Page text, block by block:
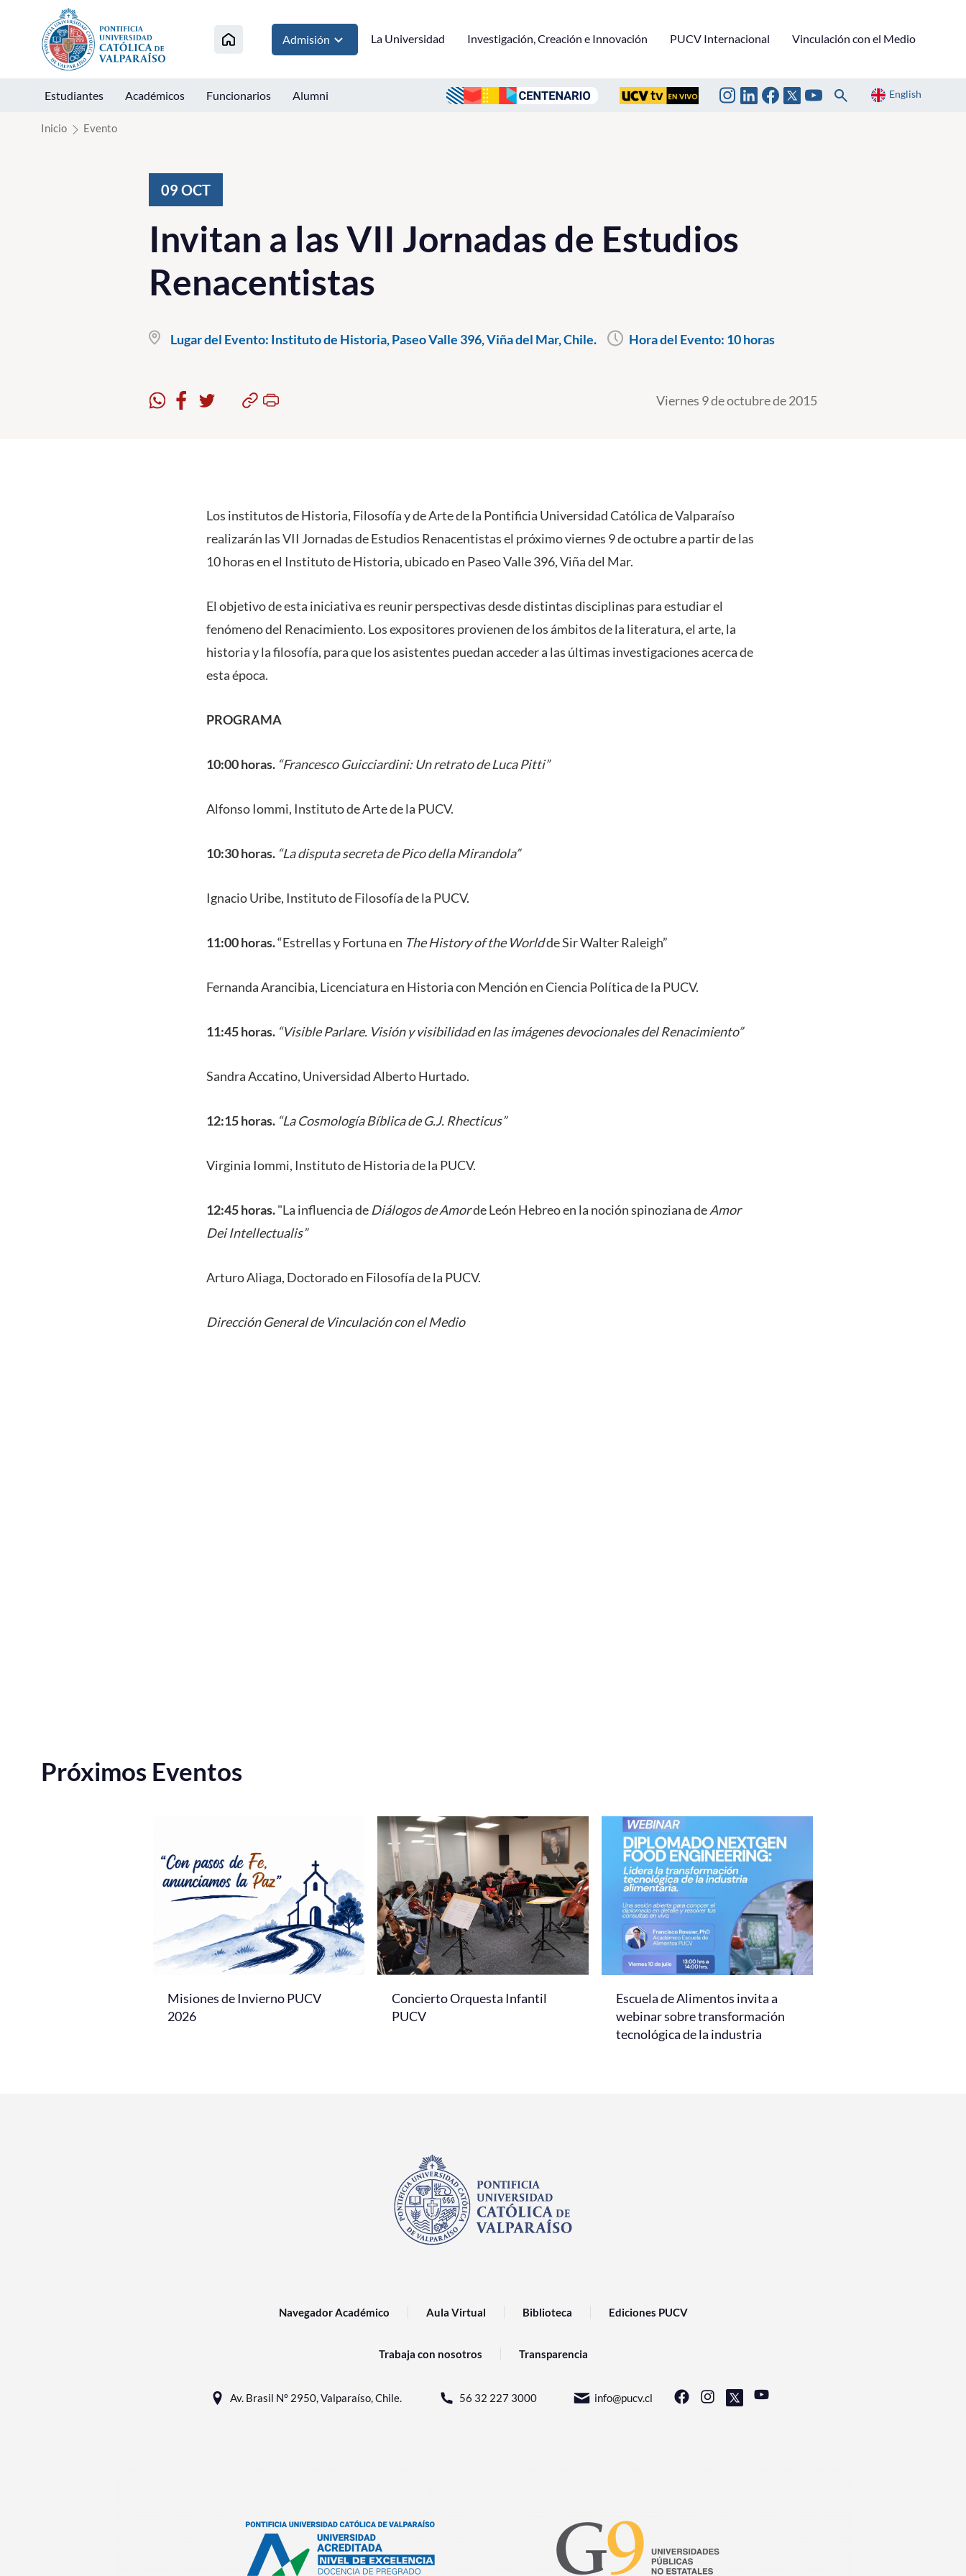
Click acá para ir directamente al contenido
Admisión La Universidad Investigación, Creación e Innovación PUCV Internacional Vinculación con el Medio
Estudiantes Académicos Funcionarios Alumni English
Inicio Evento
09 OCT
Invitan a las VII Jornadas de Estudios
Renacentistas
Lugar del Evento: Instituto de Historia, Paseo Valle 396, Viña del Mar, Chile. Hora del Evento: 10 horas
Viernes 9 de octubre de 2015
Los institutos de Historia, Filosofía y de Arte de la Pontificia Universidad Católica de Valparaíso
realizarán las VII Jornadas de Estudios Renacentistas el próximo viernes 9 de octubre a partir de las
10 horas en el Instituto de Historia, ubicado en Paseo Valle 396, Viña del Mar.
El objetivo de esta iniciativa es reunir perspectivas desde distintas disciplinas para estudiar el
fenómeno del Renacimiento. Los expositores provienen de los ámbitos de la literatura, el arte, la
historia y la filosofía, para que los asistentes puedan acceder a las últimas investigaciones acerca de
esta época.
PROGRAMA
10:00 horas. “Francesco Guicciardini: Un retrato de Luca Pitti”
Alfonso Iommi, Instituto de Arte de la PUCV.
10:30 horas. “La disputa secreta de Pico della Mirandola”
Ignacio Uribe, Instituto de Filosofía de la PUCV.
11:00 horas.“Estrellas y Fortuna en The History of the Worldde Sir Walter Raleigh”
Fernanda Arancibia, Licenciatura en Historia con Mención en Ciencia Política de la PUCV.
11:45 horas. “Visible Parlare. Visión y visibilidad en las imágenes devocionales del Renacimiento”
Sandra Accatino, Universidad Alberto Hurtado.
12:15 horas. “La Cosmología Bíblica de G.J. Rhecticus”
Virginia Iommi, Instituto de Historia de la PUCV.
12:45 horas."La influencia de Diálogos de Amorde León Hebreo en la noción spinoziana deAmor
Dei Intellectualis”
Arturo Aliaga, Doctorado en Filosofía de la PUCV.
Dirección General de Vinculación con el Medio
Próximos Eventos
Misiones de Invierno PUCV
2026
Concierto Orquesta Infantil
PUCV
Escuela de Alimentos invita a
webinar sobre transformación
tecnológica de la industria
Navegador Académico Aula Virtual Biblioteca Ediciones PUCV
Trabaja con nosotros Transparencia
Av. Brasil N° 2950, Valparaíso, Chile. 56 32 227 3000 info@pucv.cl